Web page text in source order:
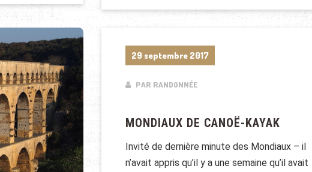
29 septembre 2017
PAR RANDONNÉE
MONDIAUX DE CANOË-KAYAK
Invité de dernière minute des Mondiaux – il
n’avait appris qu’il y a une semaine qu’il avait